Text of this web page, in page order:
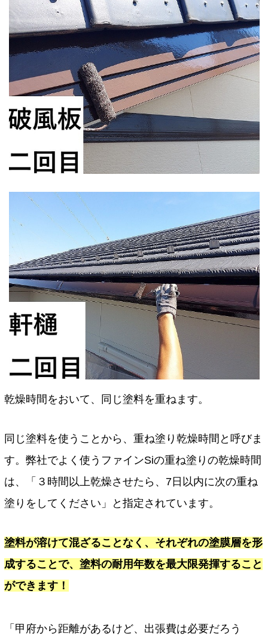
乾燥時間をおいて、同じ塗料を重ねます。
同じ塗料を使うことから、重ね塗り乾燥時間と呼びま
す。弊社でよく使うファインSiの重ね塗りの乾燥時間
は、「３時間以上乾燥させたら、7日以内に次の重ね
塗りをしてください」と指定されています。
塗料が溶けて混ざることなく、それぞれの塗膜層を形
成することで、塗料の耐用年数を最大限発揮すること
ができます！
「甲府から距離があるけど、出張費は必要だろう